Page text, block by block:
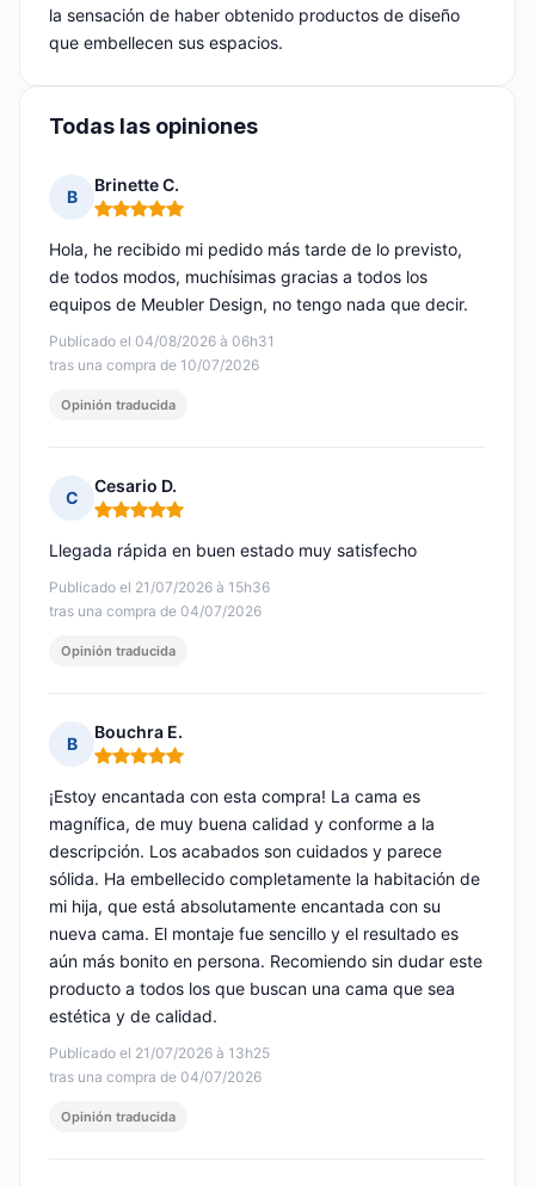
la sensación de haber obtenido productos de diseño
que embellecen sus espacios.
Todas las opiniones
B
Brinette C.
Nota: 5 de 5
Publicado el 04/08/2026 à 06h31
tras una compra de 10/07/2026
Hola, he recibido mi pedido más tarde de lo previsto,
de todos modos, muchísimas gracias a todos los
equipos de Meubler Design, no tengo nada que decir.
Opinión traducida
C
Cesario D.
Nota: 5 de 5
Publicado el 21/07/2026 à 15h36
tras una compra de 04/07/2026
Llegada rápida en buen estado muy satisfecho
Opinión traducida
B
Bouchra E.
Nota: 5 de 5
Publicado el 21/07/2026 à 13h25
tras una compra de 04/07/2026
¡Estoy encantada con esta compra! La cama es
magnífica, de muy buena calidad y conforme a la
descripción. Los acabados son cuidados y parece
sólida. Ha embellecido completamente la habitación de
mi hija, que está absolutamente encantada con su
nueva cama. El montaje fue sencillo y el resultado es
aún más bonito en persona. Recomiendo sin dudar este
producto a todos los que buscan una cama que sea
estética y de calidad.
Opinión traducida